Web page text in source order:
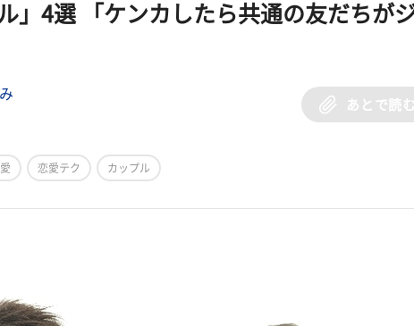
」4選 「ケンカしたら共通の友だちが
あとで読む
恋愛テク カップル